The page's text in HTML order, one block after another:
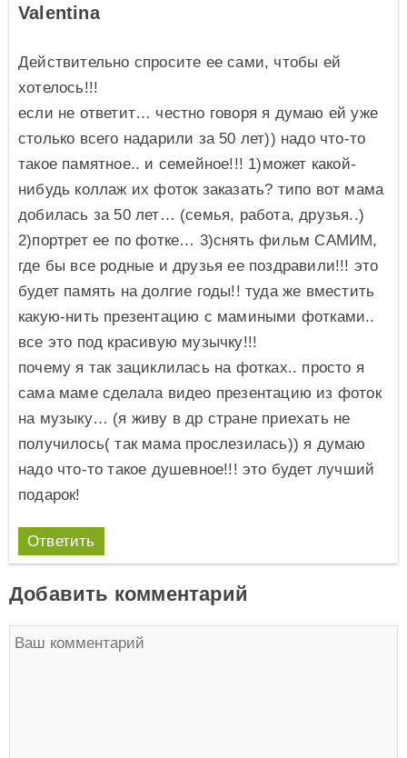
Valentina
Действительно спросите ее сами, чтобы ей
хотелось!!!
если не ответит… честно говоря я думаю ей уже
столько всего надарили за 50 лет)) надо что-то
такое памятное.. и семейное!!! 1)может какой-
нибудь коллаж их фоток заказать? типо вот мама
добилась за 50 лет… (семья, работа, друзья..)
2)портрет ее по фотке… 3)снять фильм САМИМ,
где бы все родные и друзья ее поздравили!!! это
будет память на долгие годы!! туда же вместить
какую-нить презентацию с мамиными фотками..
все это под красивую музычку!!!
почему я так зациклилась на фотках.. просто я
сама маме сделала видео презентацию из фоток
на музыку… (я живу в др стране приехать не
получилось( так мама прослезилась)) я думаю
надо что-то такое душевное!!! это будет лучший
подарок!
Ответить
Добавить комментарий